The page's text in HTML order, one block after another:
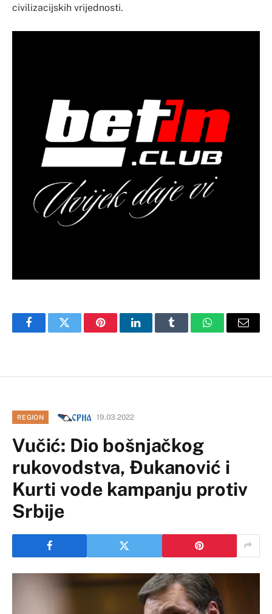
civilizacijskih vrijednosti.
FacebookTwitter PinterestLinkedInTumblr WhatsAppEmail
REGION 19.03.2022
Vučić: Dio bošnjačkog
rukovodstva, Đukanović i
Kurti vode kampanju protiv
Srbije